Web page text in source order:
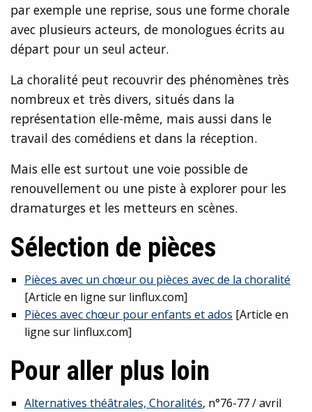
par exemple une reprise, sous une forme chorale
avec plusieurs acteurs, de monologues écrits au
départ pour un seul acteur.
La choralité peut recouvrir des phénomènes très
nombreux et très divers, situés dans la
représentation elle-même, mais aussi dans le
travail des comédiens et dans la réception.
Mais elle est surtout une voie possible de
renouvellement ou une piste à explorer pour les
dramaturges et les metteurs en scènes.
Sélection de pièces
Pièces avec un chœur ou pièces avec de la choralité
[Article en ligne sur linflux.com]
Pièces avec chœur pour enfants et ados [Article en
ligne sur linflux.com]
Pour aller plus loin
Alternatives théâtrales, Choralités, n°76-77 / avril